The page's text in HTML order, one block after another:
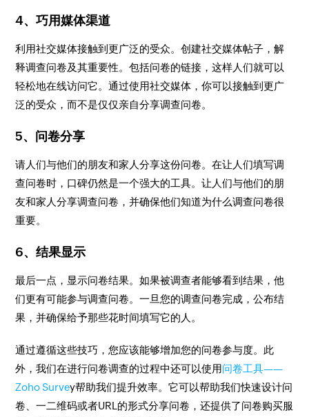
4、巧用媒体渠道
利用社交媒体接触到更广泛的受众。创建社交媒体帖子，解
释调查问卷及其重要性。包括问卷的链接，这样人们就可以
轻松地在线访问它。通过使用社交媒体，你可以接触到更广
泛的受众，而不是仅仅亲自分享调查问卷。
5、问卷分享
请人们与他们的朋友和家人分享这份问卷。在让人们填写调
查问卷时，口碑仍然是一个强大的工具。让人们与他们的朋
友和家人分享调查问卷，并确保他们知道为什么调查问卷很
重要。
6、结果显示
最后一点，显示问卷结果。如果被调查者能够看到结果，他
们更有可能参与调查问卷。一旦您的调查问卷完成，公布结
果，并确保给予那些花时间填写它的人。
通过遵循这些技巧，您应该能够增加您的问卷参与度。此
外，我们在进行问卷调查的过程中还可以使用问卷工具——
Zoho Survey帮助我们提升效率。它可以帮助我们快速设计问
卷、一二维码或者URL的形式分享问卷，还提供了问卷购买服